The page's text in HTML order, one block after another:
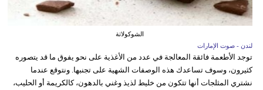
الشوكولاتة
لندن - صوت الإمارات
توجد الأطعمة فائقة المعالجة في عدد من الأغذية على نحو يفوق ما قد يتصوره
كثيرون، وسوف تساعدك هذه الوصفات الشهية على تجنبها. ونتوقع عندما
نشتري المثلجات أنها تتكون من خليط لذيذ وغني بالدهون، كالكريمة أو الحليب،